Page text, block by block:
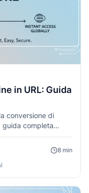
in URL: Guida
conversione di
guida completa
per l'hosting
8 min